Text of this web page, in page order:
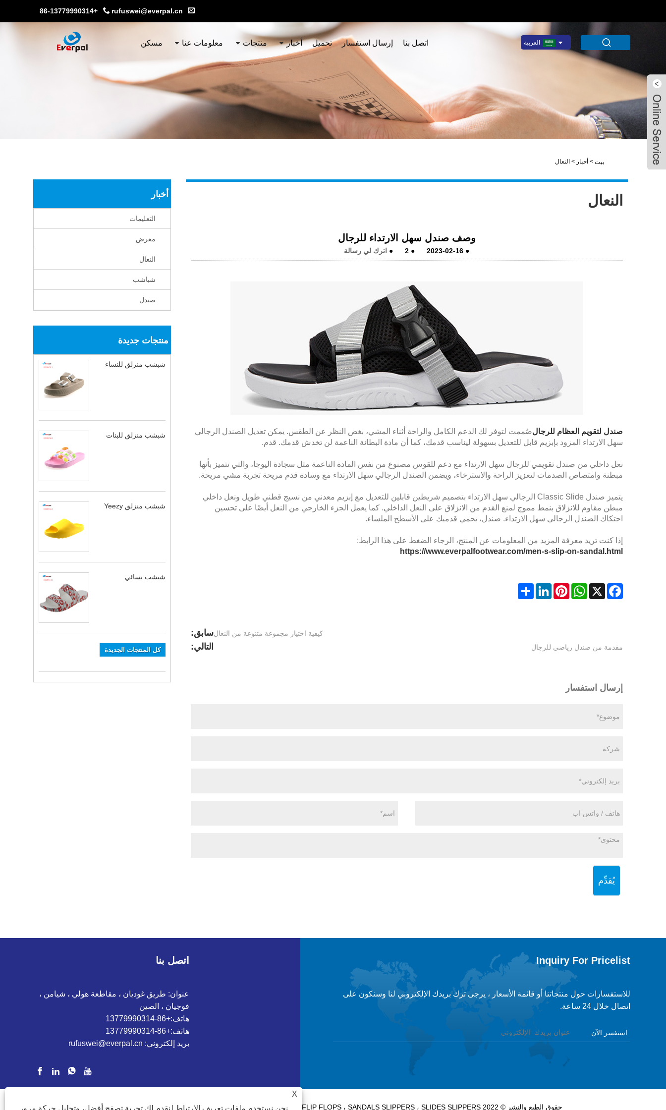
+86-13779990314 rufuswei@everpal.cn
العربية مسكن معلومات عنا منتجات أخبار تحميل إرسال استفسار اتصل بنا
بيت > أخبار > النعال
أخبار
التعليمات
معرض
النعال
شباشب
صندل
منتجات جديدة
شبشب منزلق للنساء
شبشب منزلق للبنات
شبشب منزلق Yeezy
شبشب نسائي
كل المنتجات الجديدة
النعال
وصف صندل سهل الارتداء للرجال
●
2023-02-16
●
2
● اترك لي رسالة
صندل لتقويم العظام للرجالصُممت لتوفر لك الدعم الكامل والراحة أثناء المشي، بغض النظر عن الطقس. يمكن تعديل الصندل الرجالي
سهل الارتداء المزود بإبزيم قابل للتعديل بسهولة ليناسب قدمك، كما أن مادة البطانة الناعمة لن تخدش قدمك. قدم.
نعل داخلي من صندل تقويمي للرجال سهل الارتداء مع دعم للقوس مصنوع من نفس المادة الناعمة مثل سجادة اليوجا، والتي تتميز بأنها
مبطنة وامتصاص الصدمات لتعزيز الراحة والاسترخاء، ويضمن الصندل الرجالي سهل الارتداء مع وسادة قدم مريحة تجربة مشي مريحة.
يتميز صندل Classic Slide الرجالي سهل الارتداء بتصميم شريطين قابلين للتعديل مع إبزيم معدني من نسيج قطني طويل ونعل داخلي
مبطن مقاوم للانزلاق بنمط مموج لمنع القدم من الانزلاق على النعل الداخلي. كما يعمل الجزء الخارجي من النعل أيضًا على تحسين
احتكاك الصندل الرجالي سهل الارتداء. صندل، يحمي قدميك على الأسطح الملساء.
إذا كنت تريد معرفة المزيد من المعلومات عن المنتج، الرجاء الضغط على هذا الرابط:
https://www.everpalfootwear.com/men-s-slip-on-sandal.html
Facebook
X
WhatsApp
Pinterest
LinkedIn
Share
سابق:كيفية اختيار مجموعة متنوعة من النعال
التالي: مقدمة من صندل رياضي للرجال
إرسال استفسار
يُقدِّم
اتصل بنا
عنوان: طريق غوديان ، مقاطعة هولي ، شيامن ،
فوجيان ، الصين
هاتف:+86-13779990314
هاتف:+86-13779990314
بريد إلكتروني: rufuswei@everpal.cn
Inquiry For Pricelist
للاستفسارات حول منتجاتنا أو قائمة الأسعار ، يرجى ترك بريدك الإلكتروني لنا وسنكون على
اتصال خلال 24 ساعة.
حقوق الطبع والنشر © 2022 XIAMEN EVERPAL TRADE CO. ، LTD - FLIP FLOPS ، SANDALS SLIPPERS ، SLIDES SLIPPERS - جميع الحقوق محفوظة.
Amanda
Rufus Wei
Demy Huang
X
نحن نستخدم ملفات تعريف الارتباط لنقدم لك تجربة تصفح أفضل، وتحليل حركة مرور